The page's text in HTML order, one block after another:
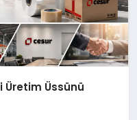
Üretim Üssünü